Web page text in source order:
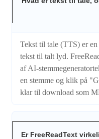
Tekst til tale (TTS) er
tekst til talt lyd.
af AI-
en stemme og klik på
klar til download som
Er FreeReadText